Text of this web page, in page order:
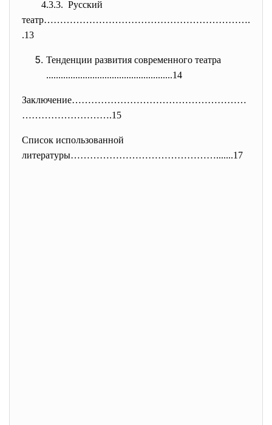
4.3.3. Русский
театр……………………………………………………….
.13
Тенденции развития современного театра
....................................................14
Заключение………………………………………………
……………………….15
Список использованной
литературы……………………………………….......17